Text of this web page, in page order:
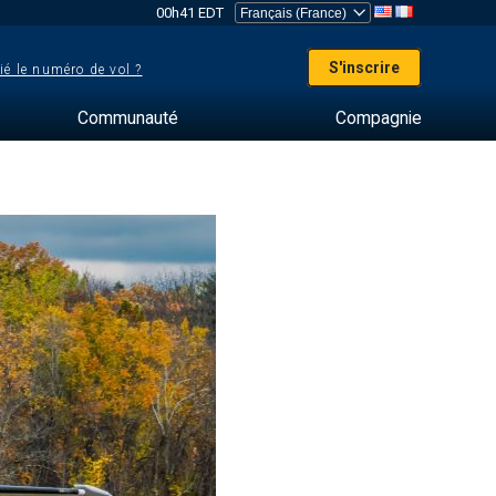
00h41 EDT
le numéro de vol ? S'inscrire
Communauté Compagnie